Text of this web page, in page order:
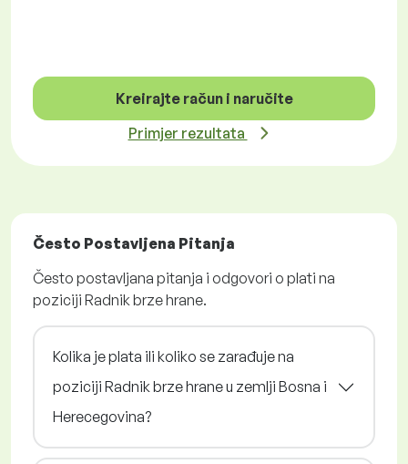
Kreirajte račun i naručite
Primjer rezultata
Često Postavljena Pitanja
Često postavljana pitanja i odgovori o plati na
poziciji Radnik brze hrane.
Kolika je plata ili koliko se zarađuje na
poziciji Radnik brze hrane u zemlji Bosna i
Herecegovina?